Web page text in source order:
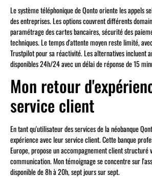
Le système téléphonique de Qonto oriente les appels
des entreprises. Les options couvrent différents
paramétrage des cartes bancaires, sécurité des
techniques. Le temps d'attente moyen reste limité,
Trustpilot pour sa réactivité. Les alternatives incluent
disponibles 24h/24 avec un délai de réponse de 15
Mon retour
service client
En tant qu'utilisateur des services de la néobanque
expérience avec leur service client. Cette banque
Europe, propose un accompagnement client structuré
communication. Mon témoignage se concentre sur
disponible de 8h à 20h, sept jours sur sept.